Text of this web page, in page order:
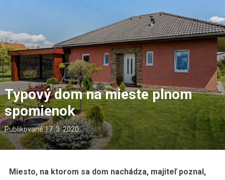
Typový dom na mieste plnom
spomienok
Publikované17. 3. 2020
Miesto, na ktorom sa dom nachádza, majiteľ poznal,